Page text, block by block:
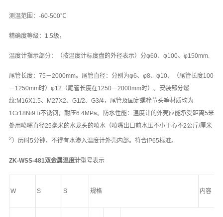
测温范围：-60-500℃
精确度等级：1.5级，
温度计指示部分：（按温度计标度盘的外径表示）分φ60、φ100、φ150mm.
尾管长度：75－2000mm。尾管直径：分别为φ6、φ8、φ10、（尾管长度100
－1250mm时）φ12（尾管长度在1250－2000mm时）。安装部分螺
纹:M16X1.5、M27X2、G1/2、G3/4，尾管及固定螺栓节头等材质均为
1Cr18Ni9Ti不锈钢，耐压6.4MPa。防水性能：温度计的外壳应能承受距离5米
处用喷嘴直径25毫米的水龙头的喷水（喷嘴出口前水压不小于心不2公斤/厘米
2）历时5分钟，不得有水渗入温度计外壳内部。符合IP65标准。
ZK-WSS-481双金属温度计型号表示
W S S 规格 内容